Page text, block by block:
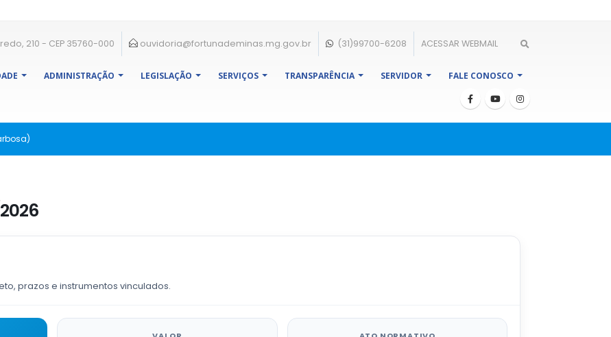
210 - CEP 35760-000 ouvidoria@fortunademinas.mg.gov.br (31)99700-6208 ACESSAR WEBMAIL
ADMINISTRAÇÃO LEGISLAÇÃO SERVIÇOS TRANSPARÊNCIA SERVIDOR FALE CONOSCO
prazos e instrumentos vinculados.